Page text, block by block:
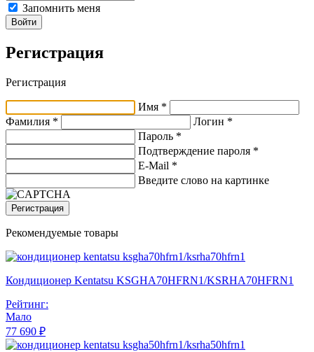
Запомнить меня
Войти
Регистрация
Регистрация
Имя *
Фамилия *
Логин *
Пароль *
Подтверждение пароля *
E-Mail *
Введите слово на картинке
Регистрация
Рекомендуемые товары
Кондиционер Kentatsu KSGHA70HFRN1/KSRHA70HFRN1
Рейтинг:
Мало
77 690 ₽